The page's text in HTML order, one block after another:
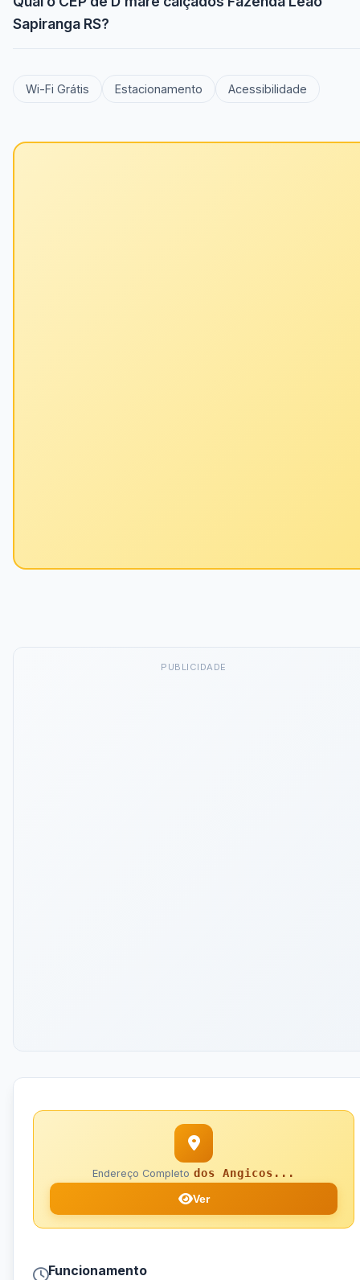
Sapiranga RS?
Wi-Fi Grátis Estacionamento Acessibilidade
PUBLICIDADE
Endereço Completo dos Angicos...
Ver
Funcionamento